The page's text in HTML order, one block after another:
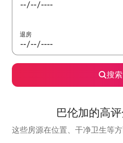
退房
搜索
巴伦加的高
这些房源在位置、干净卫生等